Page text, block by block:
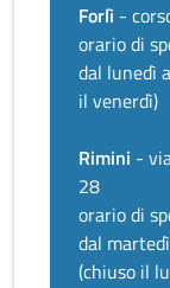
Forlì -
orario di
dal lunedì
il venerdì)
Rimini -
28
orario di
dal
(chiuso il